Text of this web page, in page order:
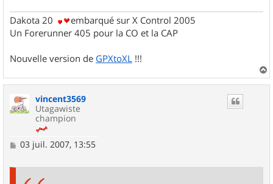
Dakota 20
embarqué sur X Control 2005
Un Forerunner 405 pour la CO et la CAP
Nouvelle version de GPXtoXL !!!
a
vincent3569
Utagawiste
champion
M
03 juil. 2007, 13:55